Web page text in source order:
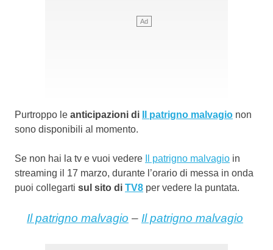
Purtroppo le anticipazioni di Il patrigno malvagio non
sono disponibili al momento.
Se non hai la tv e vuoi vedere Il patrigno malvagio in
streaming il 17 marzo, durante l’orario di messa in onda
puoi collegarti sul sito di TV8 per vedere la puntata.
Il patrigno malvagio – Il patrigno malvagio